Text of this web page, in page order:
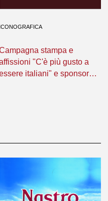
stampa e
essere italiani" e sponsor
Venezia